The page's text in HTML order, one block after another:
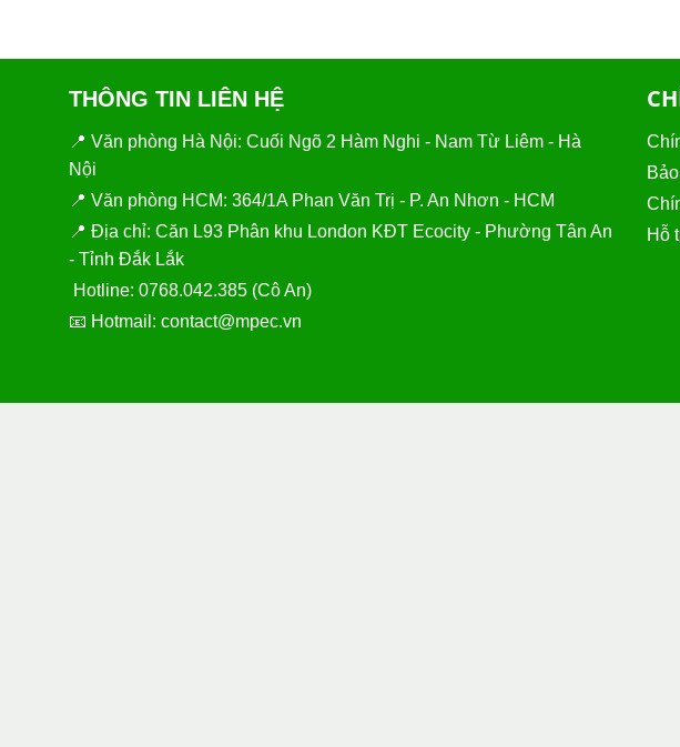
THÔNG TIN LIÊN HỆ
📍 Văn phòng Hà Nội: Cuối Ngõ 2 Hàm Nghi - Nam Từ Liêm - Hà
Nội
📍 Văn phòng HCM: 364/1A Phan Văn Trị - P. An Nhơn - HCM
📍 Địa chỉ: Căn L93 Phân khu London KĐT Ecocity - Phường Tân An
- Tỉnh Đắk Lắk
Hotline: 0768.042.385 (Cô An)
📧 Hotmail: contact@mpec.vn
Hỗ